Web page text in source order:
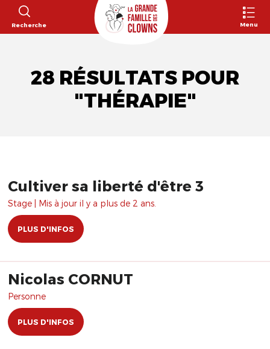
Recherche Menu
28 RÉSULTATS POUR
"THÉRAPIE"
Cultiver sa liberté d'être 3
Stage | Mis à jour il y a plus de 2 ans.
PLUS D'INFOS
Nicolas CORNUT
Personne
PLUS D'INFOS